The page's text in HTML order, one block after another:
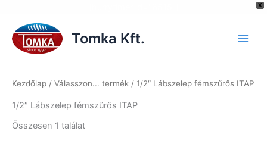
X
content
Tomka Kft.
Kezdőlap / Válasszon... termék / 1/2″ Lábszelep fémszűrős ITAP
1/2″ Lábszelep fémszűrős ITAP
Összesen 1 találat